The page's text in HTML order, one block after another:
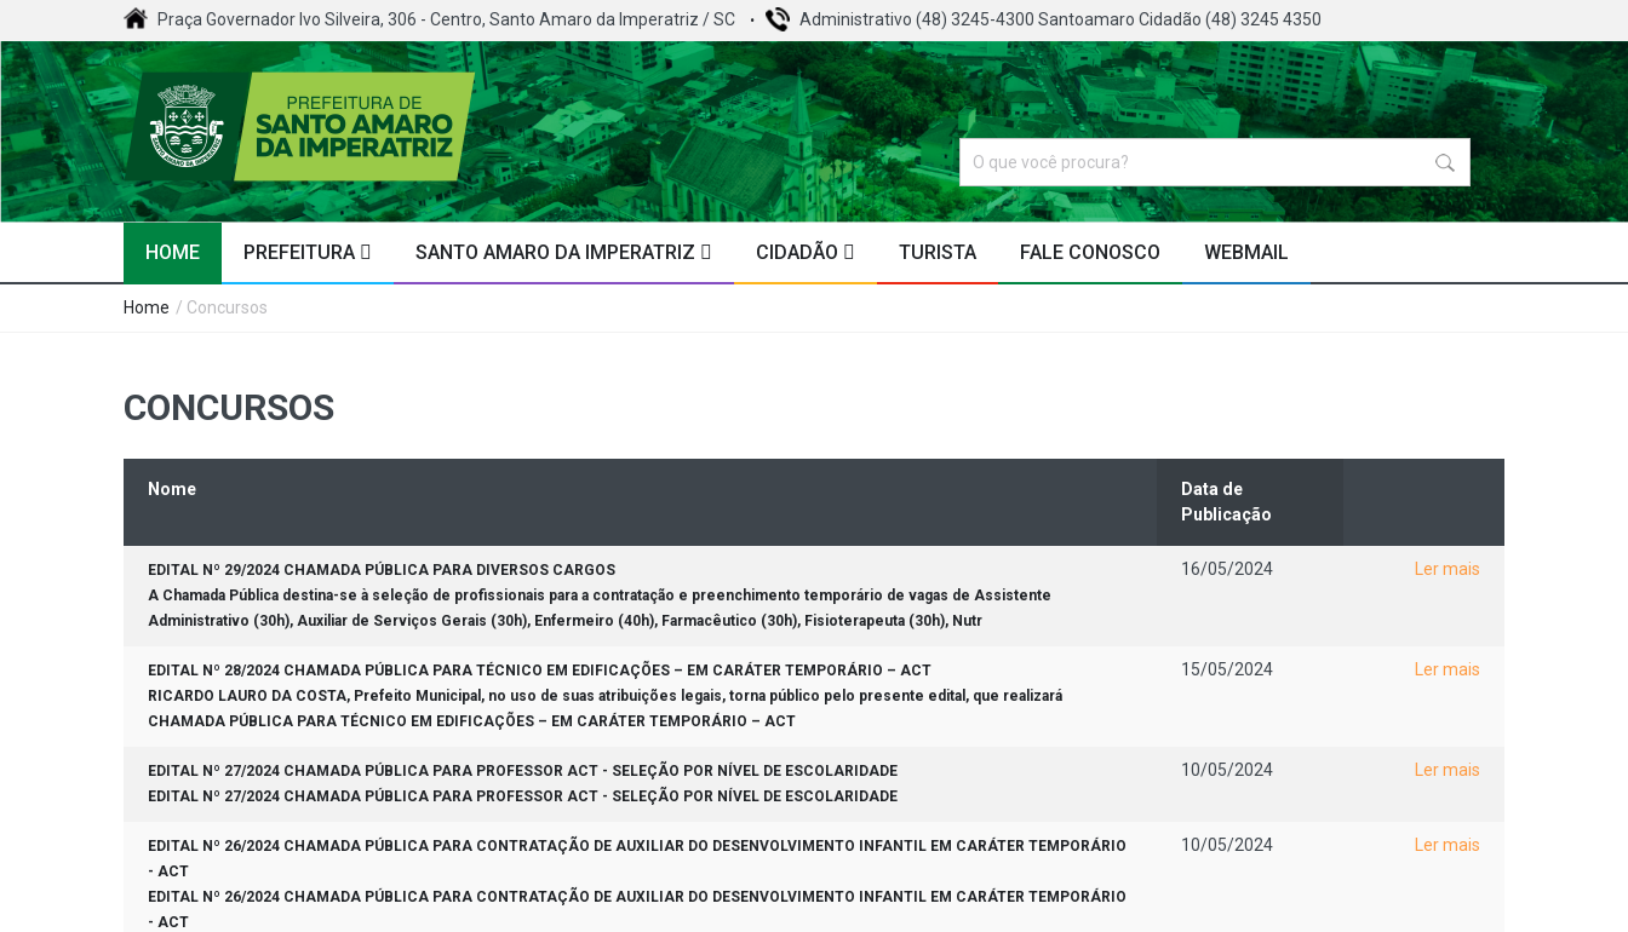
Praça Governador Ivo Silveira, 306 - Centro, Santo Amaro da Imperatriz / SC Administrativo (48) 3245-4300 Santoamaro Cidadão (48) 3245 4350
HOME PREFEITURA SANTO AMARO DA IMPERATRIZ CIDADÃO TURISTA FALE CONOSCO WEBMAIL
Home / Concursos
CONCURSOS
Nome
Data de
Publicação
EDITAL Nº 29/2024 CHAMADA PÚBLICA PARA DIVERSOS CARGOS
A Chamada Pública destina-se à seleção de profissionais para a contratação e preenchimento temporário de vagas de Assistente
Administrativo (30h), Auxiliar de Serviços Gerais (30h), Enfermeiro (40h), Farmacêutico (30h), Fisioterapeuta (30h), Nutr
16/05/2024 Ler mais
EDITAL Nº 28/2024 CHAMADA PÚBLICA PARA TÉCNICO EM EDIFICAÇÕES – EM CARÁTER TEMPORÁRIO – ACT
RICARDO LAURO DA COSTA, Prefeito Municipal, no uso de suas atribuições legais, torna público pelo presente edital, que realizará
CHAMADA PÚBLICA PARA TÉCNICO EM EDIFICAÇÕES – EM CARÁTER TEMPORÁRIO – ACT
15/05/2024 Ler mais
EDITAL Nº 27/2024 CHAMADA PÚBLICA PARA PROFESSOR ACT - SELEÇÃO POR NÍVEL DE ESCOLARIDADE
EDITAL Nº 27/2024 CHAMADA PÚBLICA PARA PROFESSOR ACT - SELEÇÃO POR NÍVEL DE ESCOLARIDADE
10/05/2024 Ler mais
EDITAL Nº 26/2024 CHAMADA PÚBLICA PARA CONTRATAÇÃO DE AUXILIAR DO DESENVOLVIMENTO INFANTIL EM CARÁTER TEMPORÁRIO
- ACT
EDITAL Nº 26/2024 CHAMADA PÚBLICA PARA CONTRATAÇÃO DE AUXILIAR DO DESENVOLVIMENTO INFANTIL EM CARÁTER TEMPORÁRIO
- ACT
10/05/2024 Ler mais